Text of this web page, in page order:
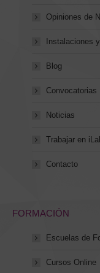
Opiniones de
Instalaciones
Blog
Convocatorias
Noticias
Trabajar en
Contacto
FORMACIÓN
Escuelas de
Cursos Online